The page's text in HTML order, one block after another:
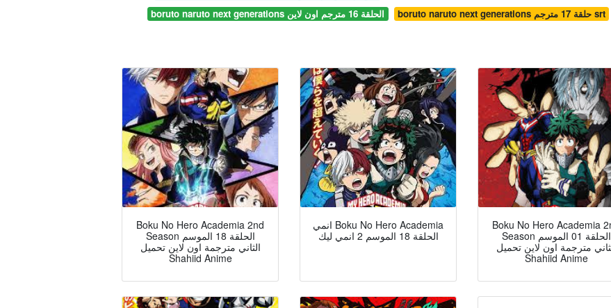
boruto naruto next generations الحلقة 16 مترجم اون لاين
boruto naruto next generations حلقة 17 مترجم srt
Boku No Hero Academia 2nd
Season الحلقة 18 الموسم
الثاني مترجمة اون لاين تحميل
Shahiid Anime
انمي Boku No Hero Academia
الحلقة 18 الموسم 2 انمي ليك
Boku No Hero Academia
Season الحلقة 01 الموسم
مترجمة اون لاين تحميل
Shahiid Anime